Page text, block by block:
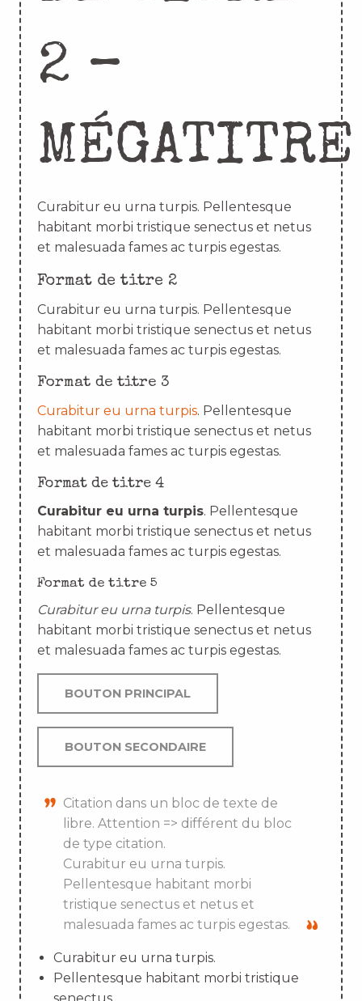
2 –
MÉGATITRE
Curabitur eu urna turpis. Pellentesque
habitant morbi tristique senectus et netus
et malesuada fames ac turpis egestas.
Format de titre 2
Curabitur eu urna turpis. Pellentesque
habitant morbi tristique senectus et netus
et malesuada fames ac turpis egestas.
Format de titre 3
Curabitur eu urna turpis. Pellentesque
habitant morbi tristique senectus et netus
et malesuada fames ac turpis egestas.
Format de titre 4
Curabitur eu urna turpis. Pellentesque
habitant morbi tristique senectus et netus
et malesuada fames ac turpis egestas.
Format de titre 5
Curabitur eu urna turpis. Pellentesque
habitant morbi tristique senectus et netus
et malesuada fames ac turpis egestas.
BOUTON PRINCIPAL
BOUTON SECONDAIRE
Citation dans un bloc de texte de
libre. Attention => différent du bloc
de type citation.
Curabitur eu urna turpis.
Pellentesque habitant morbi
tristique senectus et netus et
malesuada fames ac turpis egestas.
Curabitur eu urna turpis.
Pellentesque habitant morbi tristique